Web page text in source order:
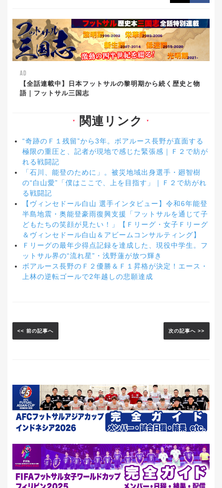
AD
【全話連載中】日本フットサルの黎明期から続く歴史と物
語｜フットサル三国志
▼ 関連リンク ▼
“奇跡のＦ１残留”から3年。ボアルース長野が直面する
極限の重圧と、記者が現地で感じた緊張感｜Ｆ２で紡が
れる戦闘記
「石川、能登のために」。被災地域出身選手・廻智樹
の“白山愛”「僕はここで、上を目指す」｜Ｆ２で紡がれ
る戦闘記
【ヴィンセドール白山 選手インタビュー】令和6年能登
半島地震・奥能登豪雨復興支援「フットサルを通じて子
どもたちの笑顔が見たい！」【Ｆリーグ・女子Ｆリーグ
＆ヴィンセドール白山＆アビームコンサルティング】
Ｆリーグの最年少得点記録を達成した、現役中学生。フ
ットサル界の“流れ星”・浅野蓮が放つ輝き
ボアルース長野のＦ２優勝＆Ｆ１昇格が決定！エース・
上林の逆転ゴールで2年越しの悲願達成
<< 前の記事へ 次の記事へ >>